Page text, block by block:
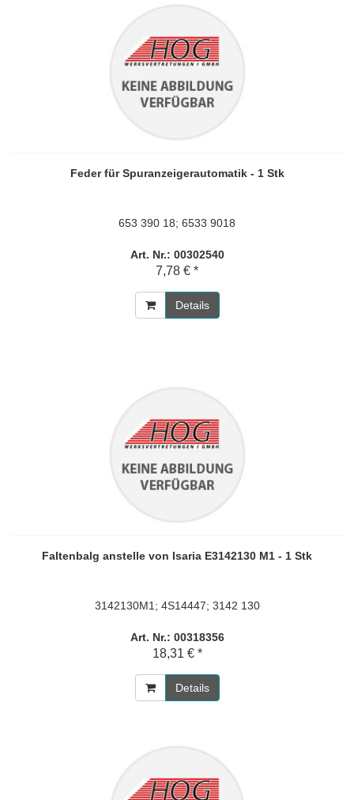
Feder für Spuranzeigerautomatik - 1 Stk
653 390 18; 6533 9018
Art. Nr.: 00302540
7,78 € *
Details
Faltenbalg anstelle von Isaria E3142130 M1 - 1 Stk
3142130M1; 4S14447; 3142 130
Art. Nr.: 00318356
18,31 € *
Details